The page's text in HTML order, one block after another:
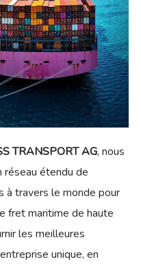
TRANSPORT AG, nous
réseau étendu de
à travers le monde pour
fret maritime de haute
les meilleures
unique, en